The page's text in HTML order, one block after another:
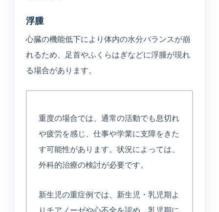
浮腫
心臓の機能低下により体内の水分バランスが崩
れるため、足首やふくらはぎなどに浮腫が現れ
る場合があります。
重度の場合では、通常の活動でも息切れ
や疲労を感じ、仕事や学業に支障をきた
す可能性があります。状況によっては、
外科的治療の検討が必要です。
新生児の重症例では、新生児・乳児期よ